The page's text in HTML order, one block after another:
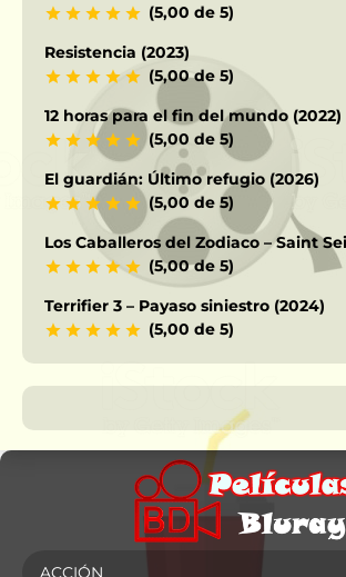
(5,00 de 5)
Resistencia (2023)
(5,00 de 5)
12 horas para el fin del mundo (2022)
(5,00 de 5)
El guardián: Último refugio (2026)
(5,00 de 5)
Los Caballeros del Zodiaco – Saint
(5,00 de 5)
Terrifier 3 – Payaso siniestro (2024)
(5,00 de 5)
ACCIÓN